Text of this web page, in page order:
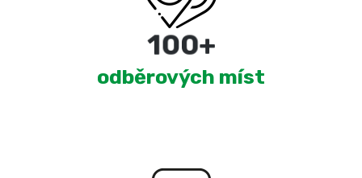
180+
odběrových míst